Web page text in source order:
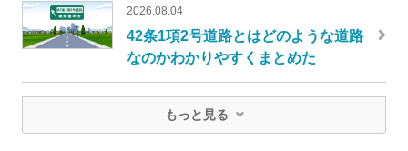
2026.08.04
42条1項2号道路とはどのような道路
なのかわかりやすくまとめた
もっと見る